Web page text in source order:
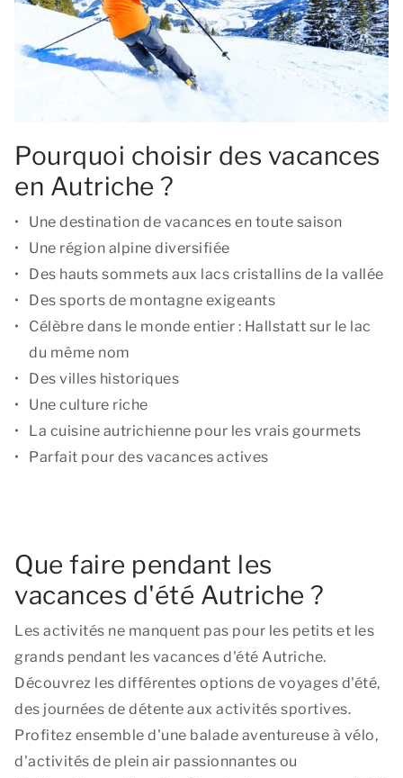
Pourquoi choisir des vacances
en Autriche ?
Une destination de vacances en toute saison
Une région alpine diversifiée
Des hauts sommets aux lacs cristallins de la vallée
Des sports de montagne exigeants
Célèbre dans le monde entier : Hallstatt sur le lac
du même nom
Des villes historiques
Une culture riche
La cuisine autrichienne pour les vrais gourmets
Parfait pour des vacances actives
Que faire pendant les
vacances d'été Autriche ?
Les activités ne manquent pas pour les petits et les
grands pendant les vacances d'été Autriche.
Découvrez les différentes options de voyages d'été,
des journées de détente aux activités sportives.
Profitez ensemble d'une balade aventureuse à vélo,
d'activités de plein air passionnantes ou